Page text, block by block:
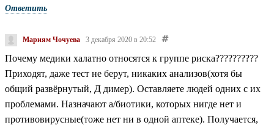
Ответить
Мариям Чочуева 3 декабря 2020 в 20:52
Почему медики халатно относятся к группе риска??????????
Приходят, даже тест не берут, никаких анализов(хотя бы
общий развёрнутый, Д димер). Оставляете людей одних с их
проблемами. Назначают а/биотики, которых нигде нет и
противовирусные(тоже нет ни в одной аптеке). Получается,